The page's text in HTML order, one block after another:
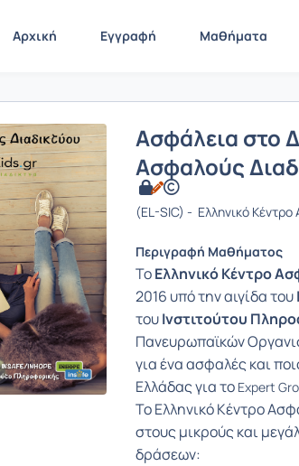
Αρχική Εγγραφή Μαθήματα
Ασφάλεια στο
Ασφαλούς
(EL-SIC) - Ελληνικό
Περιγραφή Μαθήματος
ToΕλληνικό Κέντρο
2016 υπό την αιγίδα του
τουΙνστιτούτου
Πανευρωπαϊκών
για ένα ασφαλές και
Ελλάδας για το Expert
Το Ελληνικό Κέντρο
στους μικρούς και
δράσεων: